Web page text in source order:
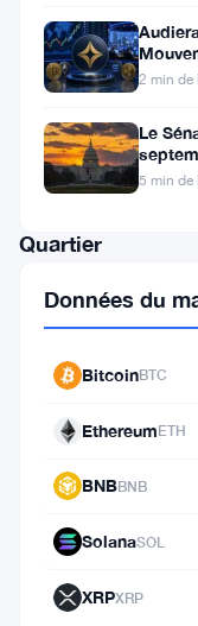
Bitcoin
Les
Nouveaux
Riches
Quartier
L’un
constats
frappants
2 min de
Le
le
5 min de
Données du
BitcoinBTC
EthereumETH
BNBBNB
SolanaSOL
XRPXRP